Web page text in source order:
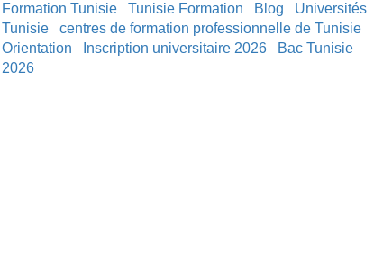
Formation Tunisie Tunisie Formation Blog
Universités
Tunisie
centres de formation professionnelle de Tunisie
Orientation
Inscription universitaire 2026
Bac Tunisie
2026